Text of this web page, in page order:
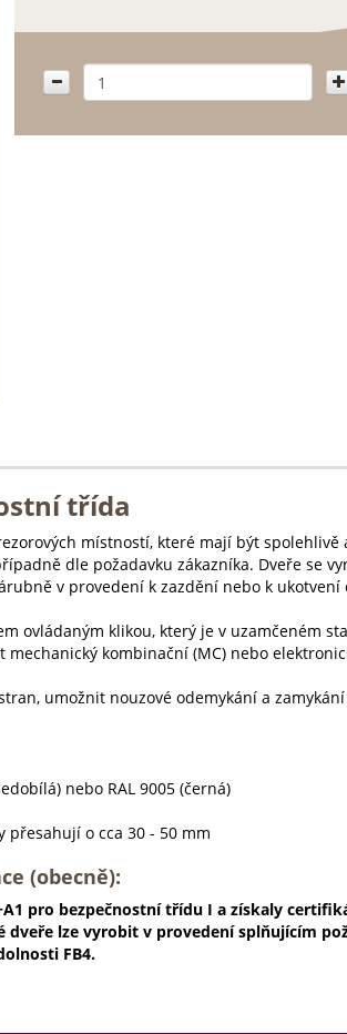
třída
místností, které mají být spolehlivě
dle požadavku zákazníka. Dveře se
v provedení k zazdění nebo k ukotvení
ovládaným klikou, který je v uzamčeném
kombinační (MC) nebo
umožnit nouzové odemykání a
nebo RAL 9005 (černá)
přesahují o cca 30 - 50 mm
(obecně):
pro bezpečnostní třídu I a získaly
dveře lze vyrobit v provedení splňujícím
FB4.